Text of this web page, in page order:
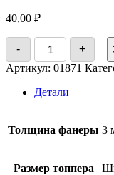
40,00 ₽
-
Количество
товара
Топпер
"С
днём
рождения"
+
Артикул: 01871
Детали
Толщина фанеры 3
Размер топпера